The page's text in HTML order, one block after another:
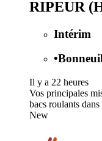
RIPEUR
Intérim
•
Il y a 22 heures
Vos principales
bacs roulants
New